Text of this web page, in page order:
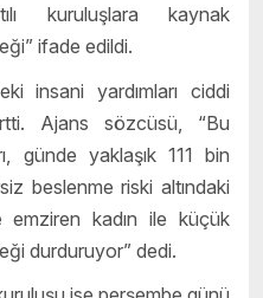
kuruluşlara kaynak
ifade edildi.
insani yardımları ciddi
Ajans sözcüsü, “Bu
günde yaklaşık 111 bin
beslenme riski altındaki
kadın ile küçük
durduruyor” dedi.